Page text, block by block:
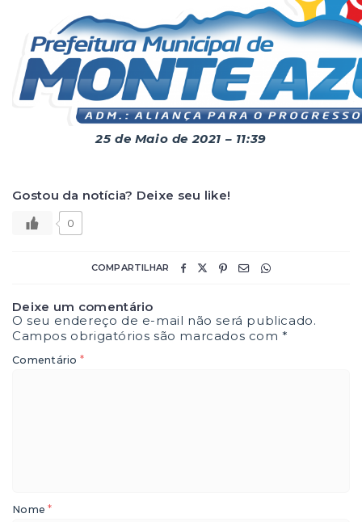
25 de Maio de 2021 – 11:39
Gostou da notícia? Deixe seu like!
0
COMPARTILHAR
Deixe um comentário
O seu endereço de e-mail não será publicado.
Campos obrigatórios são marcados com*
Comentário *
Nome*